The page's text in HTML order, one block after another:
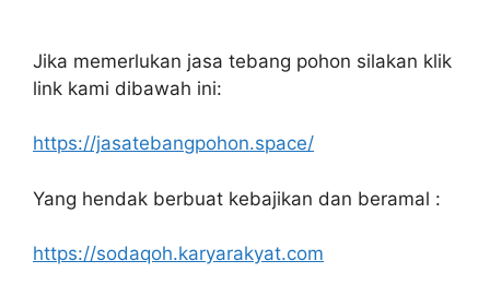
Jika memerlukan jasa tebang pohon silakan klik
link kami dibawah ini:
https://jasatebangpohon.space/
Yang hendak berbuat kebajikan dan beramal :
https://sodaqoh.karyarakyat.com